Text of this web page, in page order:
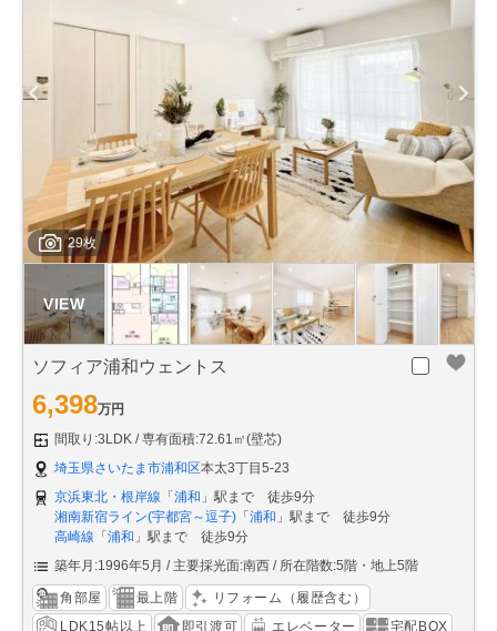
29枚
ソフィア浦和ウェントス
6,398万円
間取り:3LDK
専有面積:72.61㎡(壁芯)
埼玉県さいたま市浦和区本太3丁目5-23
京浜東北・根岸線 「 浦和 」駅まで 徒歩9分
湘南新宿ライン(宇都宮～逗子) 「 浦和 」駅まで 徒歩9分
高崎線 「 浦和 」駅まで 徒歩9分
築年月:1996年5月
主要採光面:南西 所在階数:5階・地上5階
角部屋 最上階
リフォーム（履歴含む）
LDK15帖以上
即引渡可 エレベーター
宅配BOX